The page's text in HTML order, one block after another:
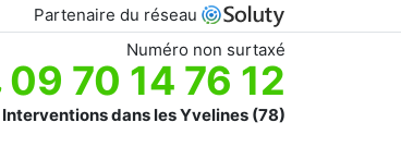
Partenaire du réseau
Numéro non surtaxé
09 70 14 76 12
Interventions dans les Yvelines (78)